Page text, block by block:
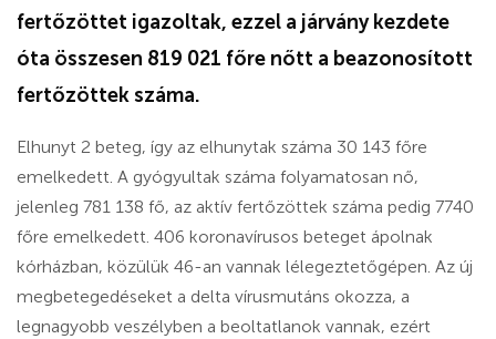
fertőzöttet igazoltak, ezzel a járvány kezdete
óta összesen 819 021 főre nőtt a beazonosított
fertőzöttek száma.
Elhunyt 2 beteg, így az elhunytak száma 30 143 főre
emelkedett. A gyógyultak száma folyamatosan nő,
jelenleg 781 138 fő, az aktív fertőzöttek száma pedig 7740
főre emelkedett. 406 koronavírusos beteget ápolnak
kórházban, közülük 46-an vannak lélegeztetőgépen. Az új
megbetegedéseket a delta vírusmutáns okozza, a
legnagyobb veszélyben a beoltatlanok vannak, ezért